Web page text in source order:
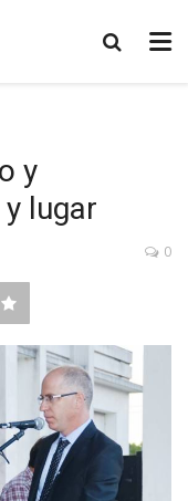
y
lugar
0